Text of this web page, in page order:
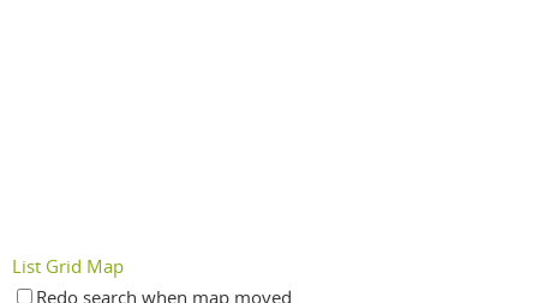
List Grid Map
Redo search when map moved